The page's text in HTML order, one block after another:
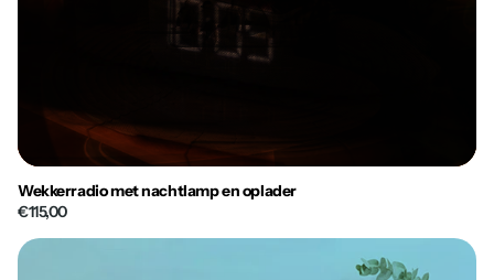
Wekkerradio met nachtlamp en oplader
€115,00